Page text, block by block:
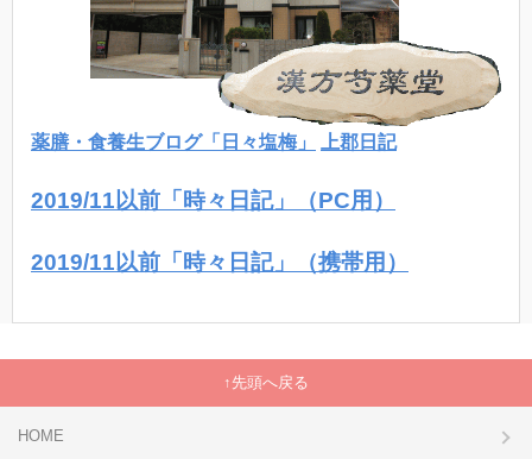
薬膳・食養生ブログ「日々塩梅」 上郡日記
2019/11以前「時々日記」（PC用）
2019/11以前「時々日記」（携帯用）
先頭へ戻る
HOME